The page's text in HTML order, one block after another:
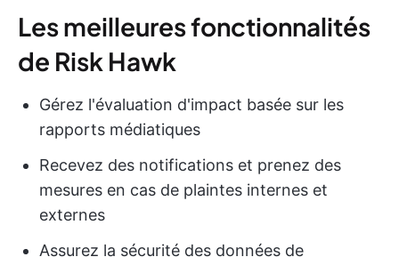
Les meilleures fonctionnalités
de Risk Hawk
Gérez l'évaluation d'impact basée sur les
rapports médiatiques
Recevez des notifications et prenez des
mesures en cas de plaintes internes et
externes
Assurez la sécurité des données de